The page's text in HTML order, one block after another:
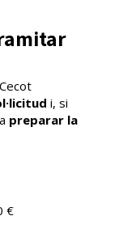
i, si
preparar la
€